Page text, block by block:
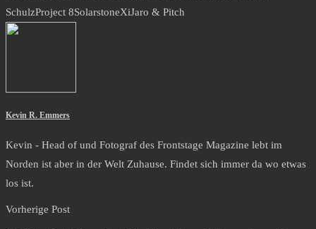
SchulzProject 8SolarstoneXiJaro & Pitch
Kevin R. Emmers
Kevin - Head of und Fotograf des Frontstage Magazine lebt im
Norden ist aber in der Welt Zuhause. Findet sich immer da wo etwas
los ist.
Vorherige Post